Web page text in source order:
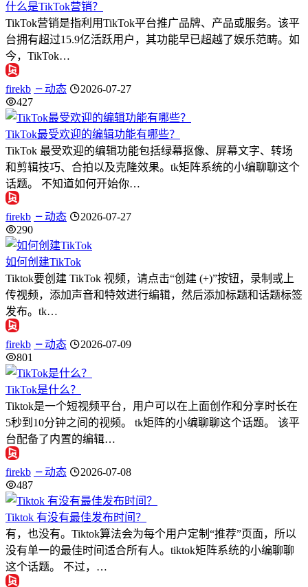
什么是TikTok营销？
TikTok营销是指利用TikTok平台推广品牌、产品或服务。该平
台拥有超过15.9亿活跃用户，其功能早已超越了娱乐范畴。如
今，TikTok…
firekb 动态
2026-07-27
427
TikTok最受欢迎的编辑功能有哪些？
TikTok 最受欢迎的编辑功能包括绿幕抠像、屏幕文字、转场
和剪辑技巧、合拍以及克隆效果。tk矩阵系统的小编聊聊这个
话题。 不知道如何开始你…
firekb 动态
2026-07-27
290
如何创建TikTok
Tiktok要创建 TikTok 视频，请点击“创建 (+)”按钮，录制或上
传视频，添加声音和特效进行编辑，然后添加标题和话题标签
发布。tk…
firekb 动态
2026-07-09
801
TikTok是什么？
Tiktok是一个短视频平台，用户可以在上面创作和分享时长在
5秒到10分钟之间的视频。 tk矩阵的小编聊聊这个话题。 该平
台配备了内置的编辑…
firekb 动态
2026-07-08
487
Tiktok 有没有最佳发布时间？
有，也没有。Tiktok算法会为每个用户定制“推荐”页面，所以
没有单一的最佳时间适合所有人。tiktok矩阵系统的小编聊聊
这个话题。 不过，…